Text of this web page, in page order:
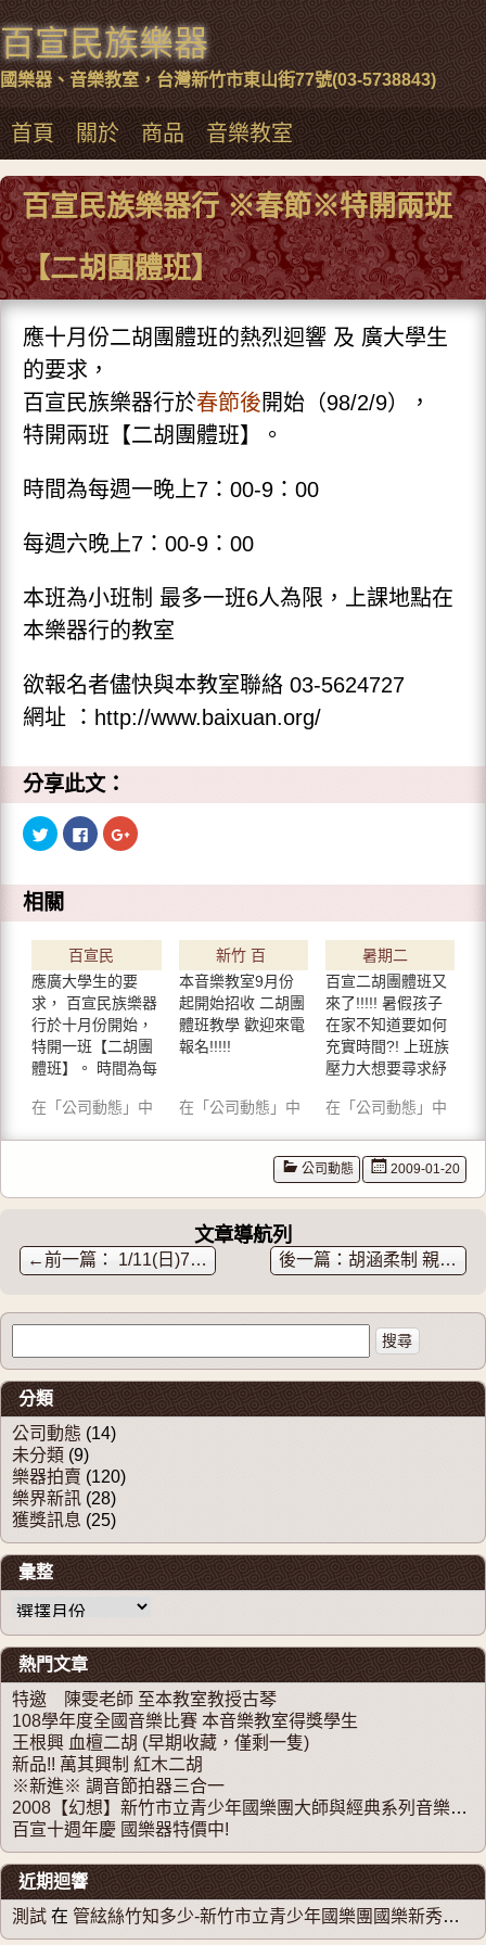
百宣民族樂器
國樂器、音樂教室，台灣新竹市東山街77號(03-5738843)
首頁 關於 商品 音樂教室
百宣民族樂器行 ※春節※特開兩班
【二胡團體班】
應十月份二胡團體班的熱烈迴響 及 廣大學生
的要求，
百宣民族樂器行於春節後開始（98/2/9），
特開兩班【二胡團體班】。
時間為每週一晚上7：00-9：00
每週六晚上7：00-9：00
本班為小班制 最多一班6人為限，上課地點在
本樂器行的教室
欲報名者儘快與本教室聯絡 03-5624727
網址 ：http://www.baixuan.org/
分享此文：
分
享
w
i
t
t
在
新
視
窗
中
開
啟
)
按
一
分
F
c
e
b
o
o
k
(
在
新
視
窗
開
啟
點
擊
到
o
+
(
在
新
視
窗
中
開
啟
相關
百宣民
族樂器
行於十
月份開
始，特
開一班
【二胡
班】
應廣大學生的要
求， 百宣民族樂器
行於十月份開始，
特開一班【二胡團
體班】。 時間為每
在「公司動態」中
新竹 百
宣民族
樂器 二
胡 教學
開始報
名!!!!
本音樂教室9月份
起開始招收 二胡團
體班教學 歡迎來電
報名!!!!!
在「公司動態」中
暑期二
胡團體
班-招生
中!!!!!!
百宣二胡團體班又
來了!!!!! 暑假孩子
在家不知道要如何
充實時間?! 上班族
壓力大想要尋求紓
在「公司動態」中
公司動態 2009-01-20
文章導航列
← 1/11(日)7:30PM 《鍾佩玲、陳麗晶琵琶二重奏》 胡涵柔制 親筆簽名 紫檀精品琴 及 老料紅木精品琴 – 已售出。感謝大家支持！！！
分類
公司動態 (14)
未分類 (9)
樂器拍賣 (120)
樂界新訊 (28)
獲獎訊息 (25)
彙整
彙整
熱門文章
特邀 陳雯老師 至本教室教授古琴
108學年度全國音樂比賽 本音樂教室得獎學生
王根興 血檀二胡 (早期收藏，僅剩一隻)
新品!! 萬其興制 紅木二胡
※新進※ 調音節拍器三合一
2008【幻想】新竹市立青少年國樂團大師與經典系列音樂會四
百宣十週年慶 國樂器特價中!
近期迴響
測試 在 管絃絲竹知多少-新竹市立青少年國樂團國樂新秀系列音樂會